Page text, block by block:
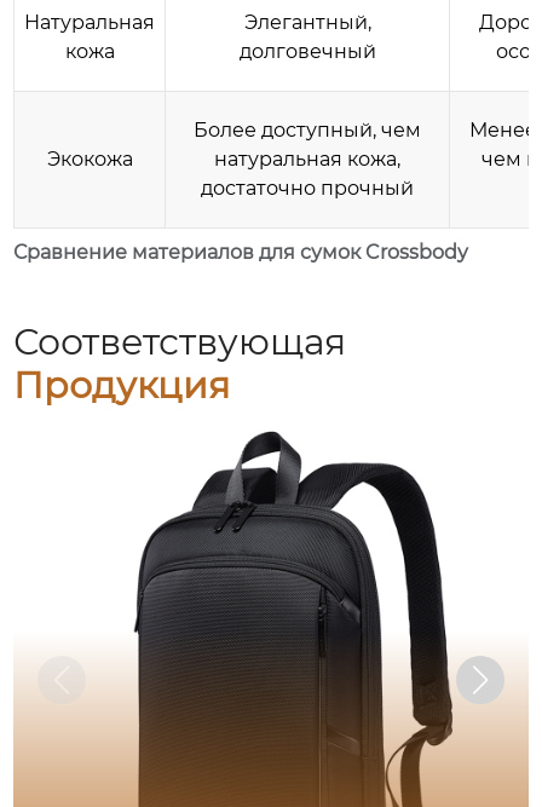
Сравнение материалов для сумок Crossbody
Натуральная
кожа
Элегантный,
долговечный
Экокожа
Более доступный, чем
натуральная кожа,
достаточно прочный
Менее
чем
Соответствующая
Продукция